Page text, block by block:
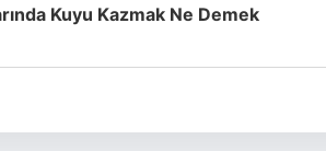
Kuyu Kazmak Ne Demek